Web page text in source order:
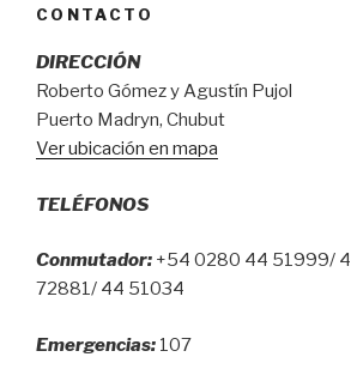
GENNEIA”
CONTACTO
DIRECCIÓN
Roberto Gómez y Agustín Pujol
Puerto Madryn, Chubut
Ver ubicación en mapa
TELÉFONOS
Conmutador: +54 0280 44 51999/
72881/ 44 51034
Emergencias: 107